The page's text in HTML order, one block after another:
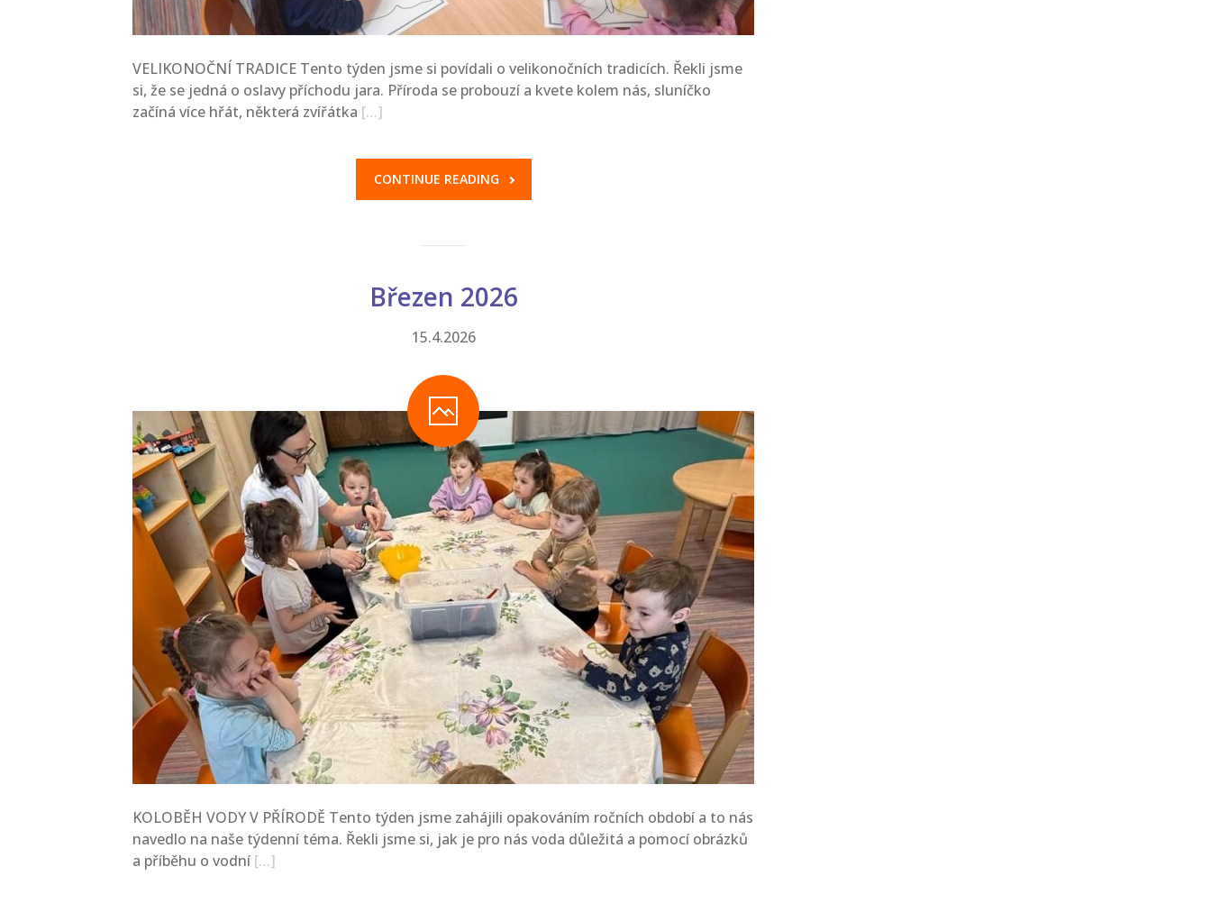
VELIKONOČNÍ TRADICE Tento týden jsme si povídali o velikonočních tradicích. Řekli jsme
si, že se jedná o oslavy příchodu jara. Příroda se probouzí a kvete kolem nás, sluníčko
začíná více hřát, některá zvířátka […]
CONTINUE READING
Březen 2026
15.4.2026
KOLOBĚH VODY V PŘÍRODĚ Tento týden jsme zahájili opakováním ročních období a to nás
navedlo na naše týdenní téma. Řekli jsme si, jak je pro nás voda důležitá a pomocí obrázků
a příběhu o vodní […]